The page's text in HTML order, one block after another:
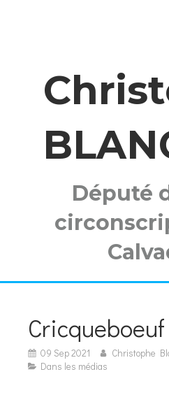
Député
09 Sep 2021
Christophe
Dans les médias